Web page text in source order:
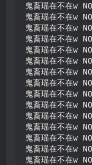
鬼畜瑶在不在w
鬼畜瑶在不在w
鬼畜瑶在不在w
鬼畜瑶在不在w
鬼畜瑶在不在w
鬼畜瑶在不在w
鬼畜瑶在不在w
鬼畜瑶在不在w
鬼畜瑶在不在w
鬼畜瑶在不在w
鬼畜瑶在不在w
鬼畜瑶在不在w
鬼畜瑶在不在w
鬼畜瑶在不在w
鬼畜瑶在不在w